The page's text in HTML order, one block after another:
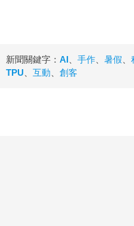
新聞關鍵字： AI 、 手作、 暑假、
TPU、 互動、 創客